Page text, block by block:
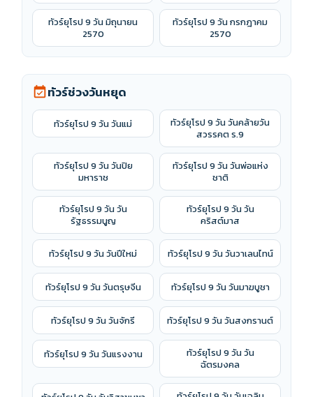
ทัวร์ยุโรป 9 วัน มิถุนายน
2570
ทัวร์ยุโรป 9 วัน กรกฎาคม
2570
event_availableทัวร์ช่วงวันหยุด
ทัวร์ยุโรป 9 วัน วันแม่
ทัวร์ยุโรป 9 วัน วันคล้ายวัน
สวรรคต ร.9
ทัวร์ยุโรป 9 วัน วันปิย
มหาราช
ทัวร์ยุโรป 9 วัน วันพ่อแห่ง
ชาติ
ทัวร์ยุโรป 9 วัน วัน
รัฐธรรมนูญ
ทัวร์ยุโรป 9 วัน วัน
คริสต์มาส
ทัวร์ยุโรป 9 วัน วันปีใหม่ ทัวร์ยุโรป 9 วัน วันวาเลนไทน์
ทัวร์ยุโรป 9 วัน วันตรุษจีน ทัวร์ยุโรป 9 วัน วันมาฆบูชา
ทัวร์ยุโรป 9 วัน วันจักรี ทัวร์ยุโรป 9 วัน วันสงกรานต์
ทัวร์ยุโรป 9 วัน วันแรงงาน
ทัวร์ยุโรป 9 วัน วัน
ฉัตรมงคล